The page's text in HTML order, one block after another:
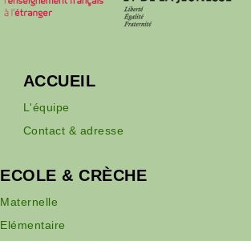
ACCUEIL
L'équipe
Contact & adresse
ECOLE & CRÈCHE
Maternelle
Elémentaire